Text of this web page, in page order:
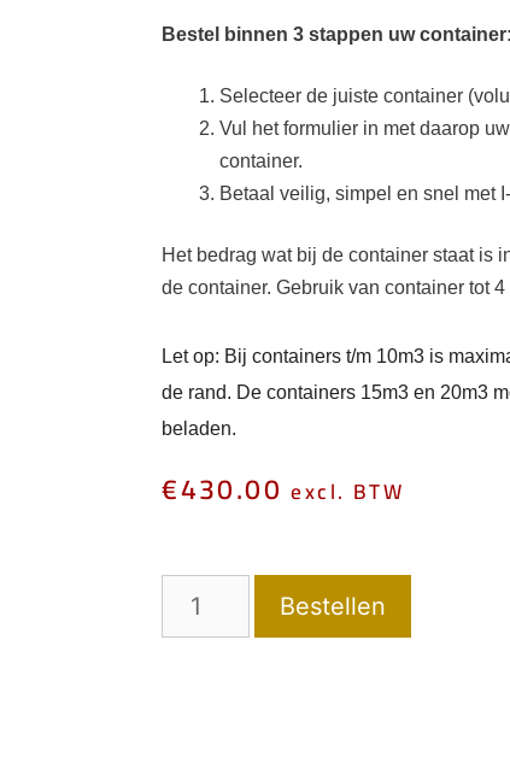
Bestel binnen 3 stappen uw container:
Selecteer de juiste container
Vul het formulier in met daarop
container.
Betaal veilig, simpel en snel met
Het bedrag wat bij de container staat is
de container. Gebruik van container tot
Let op: Bij containers t/m 10m3 is
de rand. De containers 15m3 en 20m3
beladen.
€430.00 excl. BTW
Bestellen